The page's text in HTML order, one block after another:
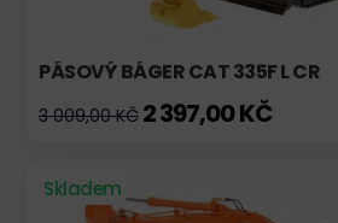
PÁSOVÝ BÁGER CAT 335F L CR
3 009,00 KČ 2 397,00 KČ
Skladem